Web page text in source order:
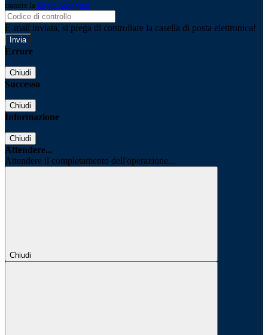
tramite la Login Spaggiari
E-mail inviata, si prega di controllare la casella di posta elettronica!
Errore
Chiudi
Successo
Chiudi
Informazione
Chiudi
Attendere...
Attendere il completamento dell'operazione...
Chiudi